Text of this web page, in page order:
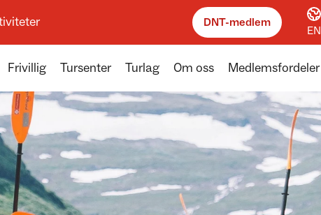
DNT-medlem
EN
Frivillig Tursenter Turlag Om oss Medlemsfordeler